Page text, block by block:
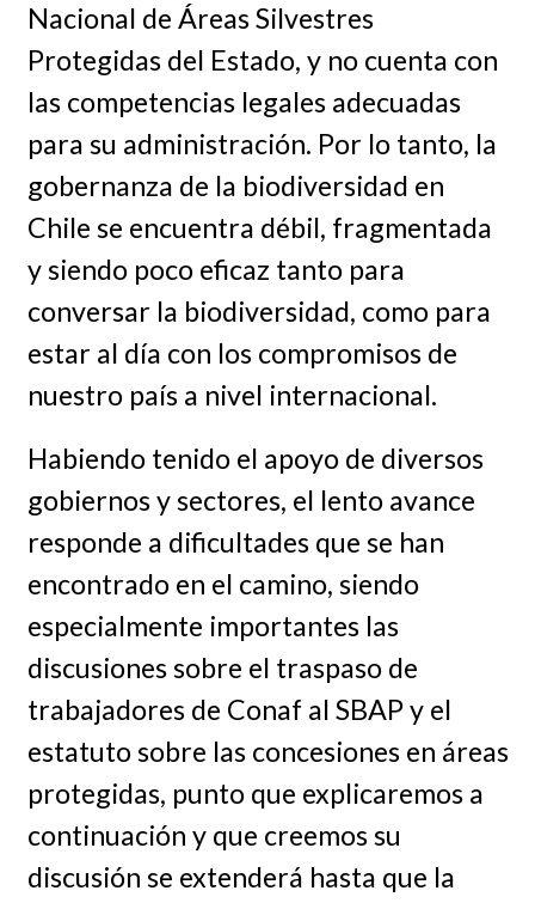
Nacional de Áreas Silvestres
Protegidas del Estado, y no cuenta con
las competencias legales adecuadas
para su administración. Por lo tanto, la
gobernanza de la biodiversidad en
Chile se encuentra débil, fragmentada
y siendo poco eficaz tanto para
conversar la biodiversidad, como para
estar al día con los compromisos de
nuestro país a nivel internacional.
Habiendo tenido el apoyo de diversos
gobiernos y sectores, el lento avance
responde a dificultades que se han
encontrado en el camino, siendo
especialmente importantes las
discusiones sobre el traspaso de
trabajadores de Conaf al SBAP y el
estatuto sobre las concesiones en áreas
protegidas, punto que explicaremos a
continuación y que creemos su
discusión se extenderá hasta que la